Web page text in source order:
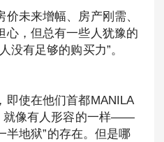
未来增幅、房产刚需、
心，但总有一些人犹豫的
没有足够的购买力”。
即使在他们首都MANILA
就像有人形容的一样——
半地狱”的存在。但是哪